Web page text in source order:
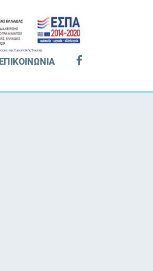
ΕΠΙΚΟΙΝΩΝΙΑ FACEBOOK